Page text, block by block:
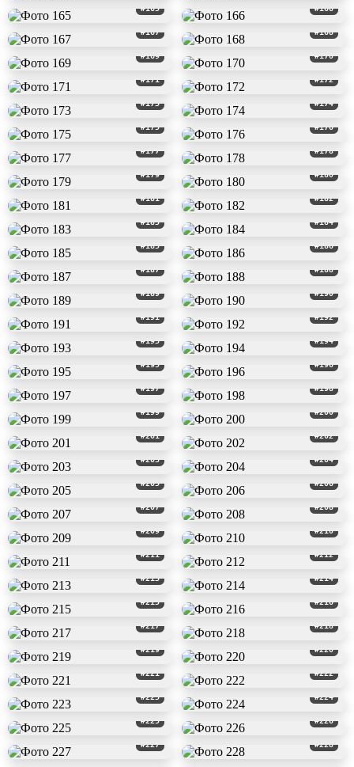
#165 #166
#167 #168
#169 #170
#171 #172
#173 #174
#175 #176
#177 #178
#179 #180
#181 #182
#183 #184
#185 #186
#187 #188
#189 #190
#191 #192
#193 #194
#195 #196
#197 #198
#199 #200
#201 #202
#203 #204
#205 #206
#207 #208
#209 #210
#211 #212
#213 #214
#215 #216
#217 #218
#219 #220
#221 #222
#223 #224
#225 #226
#227 #228